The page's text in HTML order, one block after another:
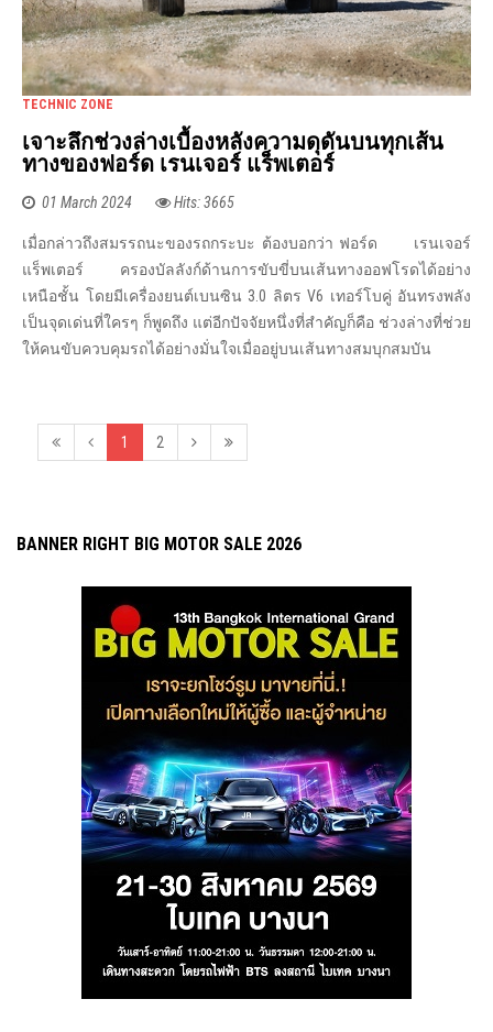
TECHNIC ZONE
เจาะลึกช่วงล่างเบื้องหลังความดุดันบนทุกเส้น
ทางของฟอร์ด เรนเจอร์ แร็พเตอร์
01 March 2024 Hits: 3665
เมื่อกล่าวถึงสมรรถนะของรถกระบะ ต้องบอกว่า ฟอร์ด เรนเจอร์
แร็พเตอร์ ครองบัลลังก์ด้านการขับขี่บนเส้นทางออฟโรดได้อย่าง
เหนือชั้น โดยมีเครื่องยนต์เบนซิน 3.0 ลิตร V6 เทอร์โบคู่ อันทรงพลัง
เป็นจุดเด่นที่ใครๆ ก็พูดถึง แต่อีกปัจจัยหนึ่งที่สำคัญก็คือ ช่วงล่างที่ช่วย
ให้คนขับควบคุมรถได้อย่างมั่นใจเมื่ออยู่บนเส้นทางสมบุกสมบัน
1 2
BANNER RIGHT BIG MOTOR SALE 2026